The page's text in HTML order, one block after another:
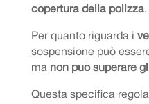
copertura della polizza.
Per quanto riguarda i
sospensione può
ma non può superare
Questa specifica